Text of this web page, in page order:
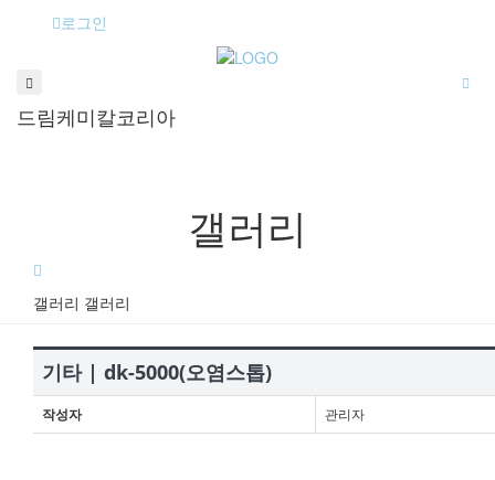
로그인
드림케미칼코리아
갤러리
갤러리 갤러리
기타 | dk-5000(오염스톱)
작성자 관리자